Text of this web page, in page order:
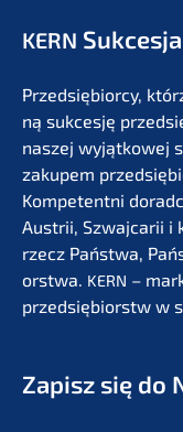
KERN
Przedsię­bi­or­cy,
ną sukces­ję
naszej wyjąt­ko­wej
zakupem
Kompe­tent­ni
Austrii, Szwaj­ca­rii i
rzecz Państ­wa,
orst­wa. KERN –
przedsię­bi­orstw w
Zapisz się do